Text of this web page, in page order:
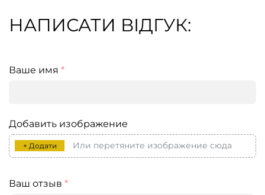
НАПИСАТИ ВІДГУК:
Ваше имя *
Добавить изображение
+ Додати Или перетяните изображение сюда
Ваш отзыв *